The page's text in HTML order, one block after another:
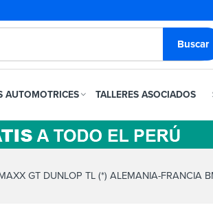
AUTOMOTRICES TALLERES ASOCIADOS
GT DUNLOP TL (*) ALEMANIA-FRANCIA